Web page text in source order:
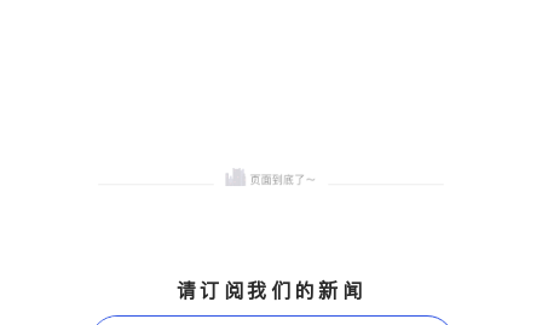
请订阅我们的新闻